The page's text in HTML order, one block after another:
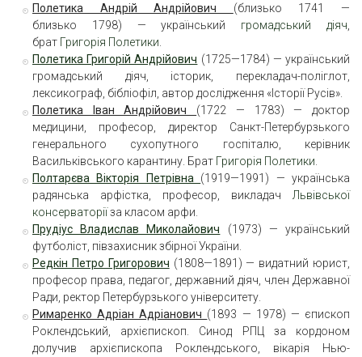
Полетика Андрій Андрійович (близько 1741 —
близько 1798) — український громадський діяч
брат Григорія Полетики
Полетика Григорій Андрійович (1725—1784) — український
громадський діяч, історик, перекладач-поліглот,
лексикограф, бібліофіл, автор дослідження «Історії Русів».
Полетика Іван Андрійович (1722 — 1783) — доктор
медицини, професор, директор Санкт-Петербурзького
генерального сухопутного госпіталю, керівник
Васильківського карантину. Брат Григорія Полетики
Полтарєва Вікторія Петрівна (1919—1991) — українська
радянська арфістка, професор, викладач Львівської
консерваторіїза класом арфи.
Прудіус Владислав Миколайович
(1973) — український
футболіст, півзахисник збірної України.
Редкін Петро Григорович (1808—1891) — видатний юрист,
професор права, педагог, державний діяч, член Державної
Ради, ректор Петербурзького університету.
Римаренко Адріан Адріанович (1893 — 1978) — єпископ
Роклендський, архієпископ. Синод РПЦ за кордоном
долучив архієпископа Роклендського, вікарія Нью-